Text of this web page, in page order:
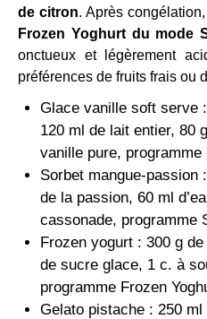
de citron. Après
Frozen Yoghurt du mode
onctueux et légèrement
préférences de fruits frais ou
Glace vanille soft serve
120 ml de lait entier, 80
vanille pure,
Sorbet mangue-passion
de la passion, 60 ml
cassonade, programme
Frozen yogurt : 300 g
de sucre glace, 1 c. à
programme Frozen
Gelato pistache : 250